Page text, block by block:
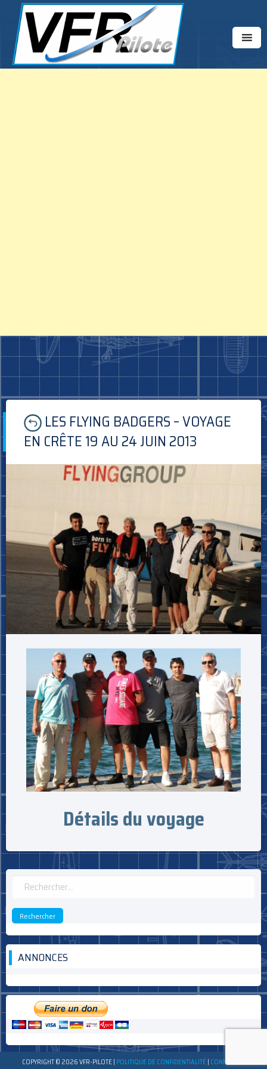
Skip
content
LES FLYING BADGERS – VOYAGE
EN CRÊTE 19 AU 24 JUIN 2013
Détails du voyage
Rechercher :
ANNONCES
COPYRIGHT © 2026 VFR-PILOTE| POLITIQUE DE CONFIDENTIALITÉ| CONNEXION